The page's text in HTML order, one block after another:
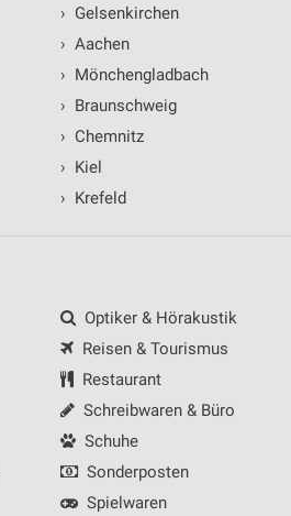
› Gelsenkirchen
› Aachen
› Mönchengladbach
› Braunschweig
› Chemnitz
› Kiel
› Krefeld
Optiker & Hörakustik
Reisen & Tourismus
Restaurant
Schreibwaren & Büro
Schuhe
Sonderposten
Spielwaren